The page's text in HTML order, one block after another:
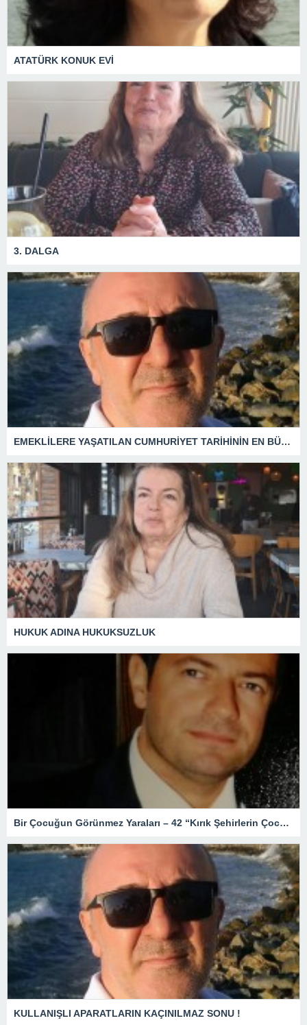
ATATÜRK KONUK EVİ
3. DALGA
EMEKLİLERE YAŞATILAN CUMHURİYET TARİHİNİN EN BÜYÜK ZULMÜNÜN DERİN ANALİZİ !
HUKUK ADINA HUKUKSUZLUK
Bir Çocuğun Görünmez Yaraları – 42 “Kırık Şehirlerin Çocukları”
KULLANIŞLI APARATLARIN KAÇINILMAZ SONU !